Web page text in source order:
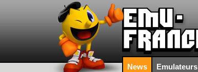
News Emulateurs